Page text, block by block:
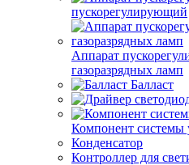
пускорегулирующий
Аппарат
газоразрядных ламп
Балласт
Компонент системы
Конденсатор
Контроллер для